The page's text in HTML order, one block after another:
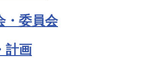
・委員会
計画